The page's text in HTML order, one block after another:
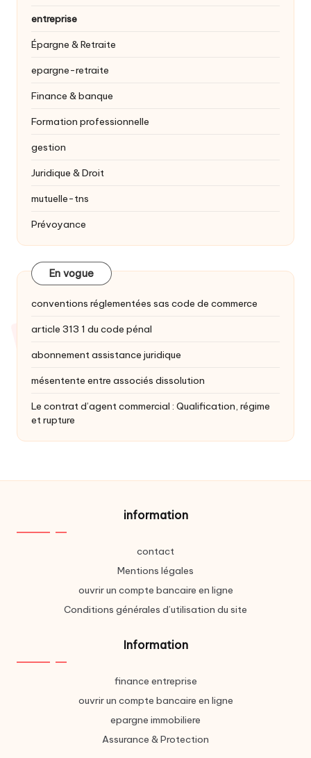
entreprise
Épargne & Retraite
epargne-retraite
Finance & banque
Formation professionnelle
gestion
Juridique & Droit
mutuelle-tns
Prévoyance
En vogue
conventions réglementées sas code de commerce
article 313 1 du code pénal
abonnement assistance juridique
mésentente entre associés dissolution
Le contrat d’agent commercial : Qualification, régime
et rupture
information
contact
Mentions légales
ouvrir un compte bancaire en ligne
Conditions générales d’utilisation du site
Information
finance entreprise
ouvrir un compte bancaire en ligne
epargne immobiliere
Assurance & Protection